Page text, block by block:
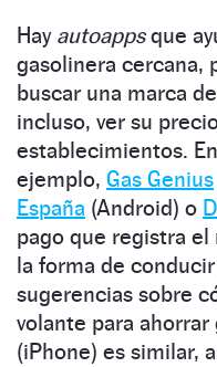
Hay autoappsque
gasolinera cercana,
buscar una marca
incluso, ver su
establecimientos.
ejemplo, Gas Genius
España (Android) o
pago que registra
la forma de
sugerencias sobre
volante para ahorrar
(iPhone) es similar,